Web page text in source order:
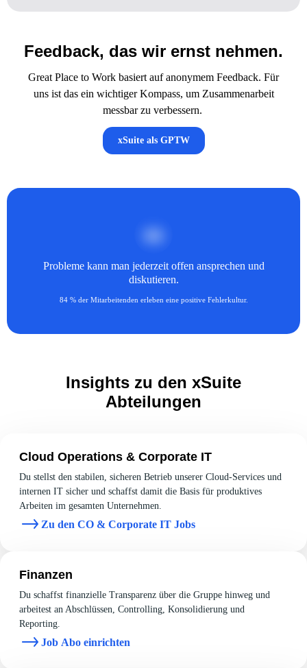
Feedback, das wir ernst nehmen.
Great Place to Work basiert auf anonymem Feedback. Für
uns ist das ein wichtiger Kompass, um Zusammenarbeit
messbar zu verbessern.
xSuite als GPTW
Probleme kann man jederzeit offen ansprechen und
diskutieren.
84 % der Mitarbeitenden erleben eine positive Fehlerkultur.
Insights zu den xSuite
Abteilungen
Cloud Operations & Corporate IT
Du stellst den stabilen, sicheren Betrieb unserer Cloud‑Services und
internen IT sicher und schaffst damit die Basis für produktives
Arbeiten im gesamten Unternehmen.
Zu den CO & Corporate IT Jobs
Finanzen
Du schaffst finanzielle Transparenz über die Gruppe hinweg und
arbeitest an Abschlüssen, Controlling, Konsolidierung und
Reporting.
Job Abo einrichten